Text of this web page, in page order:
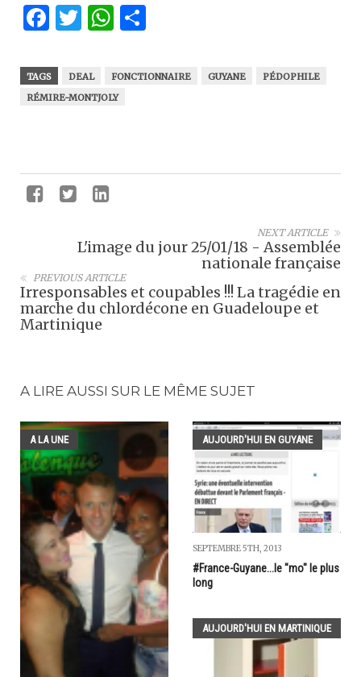
Facebook
Twitter
WhatsApp
TAGS DEAL FONCTIONNAIRE GUYANE
PÉDOPHILE
RÉMIRE-MONTJOLY
NEXT ARTICLE
L'image du jour 25/01/18 - Assemblée
nationale française
PREVIOUS ARTICLE
Irresponsables et coupables !!! La tragédie en
marche du chlordécone en Guadeloupe et
Martinique
A LIRE AUSSI SUR LE MÊME SUJET
A LA UNE AUJOURD'HUI EN GUYANE
SEPTEMBRE 5TH, 2013
#France-Guyane...le "mo" le plus
long
AUJOURD'HUI EN MARTINIQUE